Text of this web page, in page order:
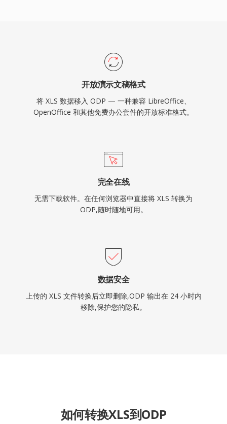
开放演示文稿格式
将 XLS 数据移入 ODP — 一种兼容 LibreOffice、
OpenOffice 和其他免费办公套件的开放标准格式。
完全在线
无需下载软件。在任何浏览器中直接将 XLS 转换为
ODP,随时随地可用。
数据安全
上传的 XLS 文件转换后立即删除,ODP 输出在 24 小时内
移除,保护您的隐私。
如何转换XLS到ODP